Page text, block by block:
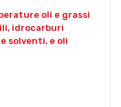
oli e grassi
idrocarburi
solventi, e oli